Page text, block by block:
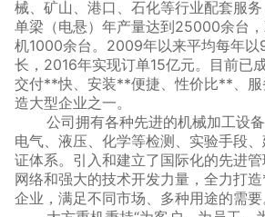
械、矿山、港口、石化等行业配套服务
单梁（电悬）年产量达到25000余台
机1000余台。2009年以来平均每年以
长，2016年实现订单15亿元。目前已
交付**快、安装**便捷、性价比**、
造大型企业之一。
公司拥有各种先进的机械加工设备
电气、液压、化学等检测、实验手段
证体系。引入和建立了国际化的先进
网络和强大的技术开发力量，全力打
企业，满足不同市场、多种用途的需要